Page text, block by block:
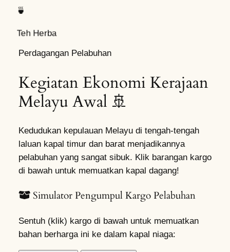
🍵
Teh Herba
Perdagangan Pelabuhan
Kegiatan Ekonomi Kerajaan
Melayu Awal 🚢
Kedudukan kepulauan Melayu di tengah-tengah
laluan kapal timur dan barat menjadikannya
pelabuhan yang sangat sibuk. Klik barangan kargo
di bawah untuk memuatkan kapal dagang!
Simulator Pengumpul Kargo Pelabuhan
Sentuh (klik) kargo di bawah untuk memuatkan
bahan berharga ini ke dalam kapal niaga: